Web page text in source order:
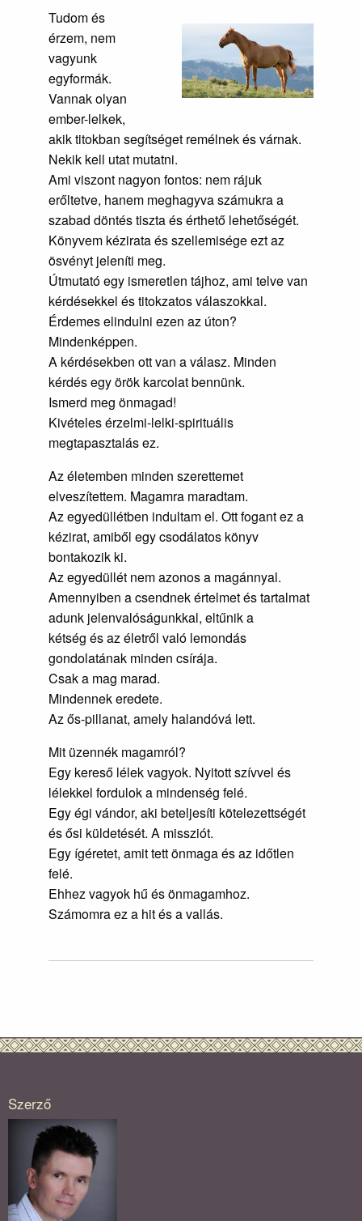
Tudom és
érzem, nem
vagyunk
egyformák.
Vannak olyan
ember-lelkek,
akik titokban segítséget remélnek és várnak.
Nekik kell utat mutatni.
Ami viszont nagyon fontos: nem rájuk
erőltetve, hanem meghagyva számukra a
szabad döntés tiszta és érthető lehetőségét.
Könyvem kézirata és szellemisége ezt az
ösvényt jeleníti meg.
Útmutató egy ismeretlen tájhoz, ami telve van
kérdésekkel és titokzatos válaszokkal.
Érdemes elindulni ezen az úton?
Mindenképpen.
A kérdésekben ott van a válasz. Minden
kérdés egy örök karcolat bennünk.
Ismerd meg önmagad!
Kivételes érzelmi-lelki-spirituális
megtapasztalás ez.
Az életemben minden szerettemet
elveszítettem. Magamra maradtam.
Az egyedüllétben indultam el. Ott fogant ez a
kézirat, amiből egy csodálatos könyv
bontakozik ki.
Az egyedüllét nem azonos a magánnyal.
Amennyiben a csendnek értelmet és tartalmat
adunk jelenvalóságunkkal, eltűnik a
kétség és az életről való lemondás
gondolatának minden csírája.
Csak a mag marad.
Mindennek eredete.
Az ős-pillanat, amely halandóvá lett.
Mit üzennék magamról?
Egy kereső lélek vagyok. Nyitott szívvel és
lélekkel fordulok a mindenség felé.
Egy égi vándor, aki beteljesíti kötelezettségét
és ősi küldetését. A missziót.
Egy ígéretet, amit tett önmaga és az időtlen
felé.
Ehhez vagyok hű és önmagamhoz.
Számomra ez a hit és a vallás.
Szerző